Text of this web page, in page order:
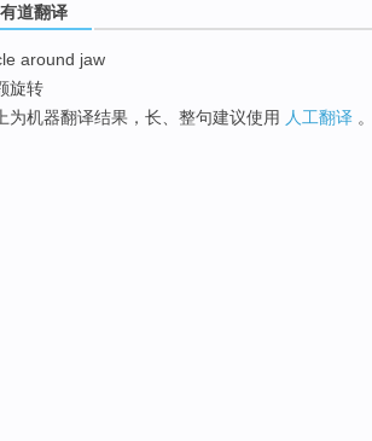
有道翻译
around jaw
旋转
为机器翻译结果，长、整句建议使用 人工翻译